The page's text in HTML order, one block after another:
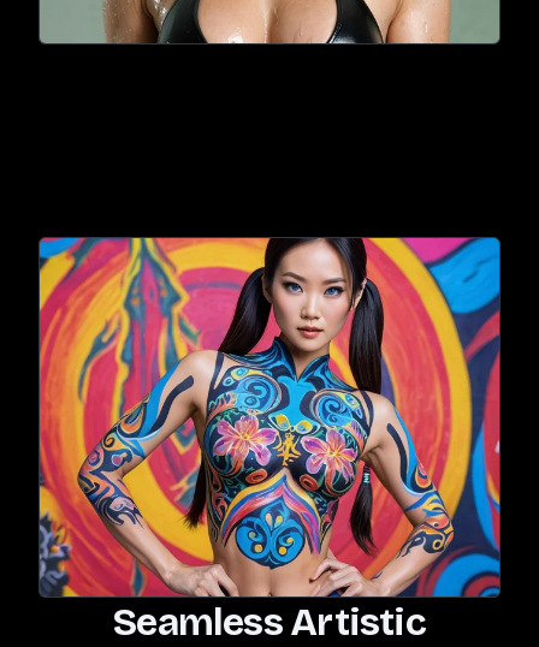
Seamless Artistic